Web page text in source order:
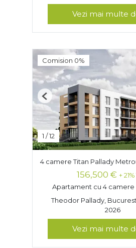
Vezi mai multe
Comision 0%
1 /12
Previous
4 camere Titan Pallady
156,500 € +
Apartament cu 4 camere
Theodor Pallady,
2026
Vezi mai multe